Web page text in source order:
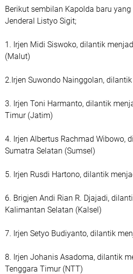
Berikut sembilan Kapolda baru
Jenderal Listyo Sigit;
1. Irjen Midi Siswoko, dilantik
(Malut)
2.Irjen Suwondo Nainggolan,
3. Irjen Toni Harmanto, dilantik
Timur (Jatim)
4. Irjen Albertus Rachmad Wibowo,
Sumatra Selatan (Sumsel)
5. Irjen Rusdi Hartono, dilantik
6. Brigjen Andi Rian R. Djajadi,
Kalimantan Selatan (Kalsel)
7. Irjen Setyo Budiyanto, dilantik
8. Irjen Johanis Asadoma, dilantik
Tenggara Timur (NTT)